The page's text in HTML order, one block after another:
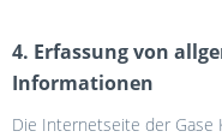
4. Erfassung von
Informationen
Die Internetseite der Gase